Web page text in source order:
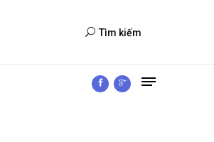
Tìm kiếm